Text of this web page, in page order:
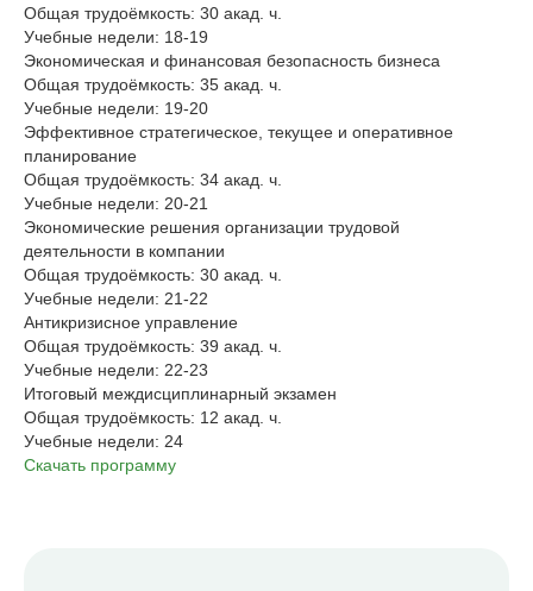
Общая трудоёмкость: 30 акад. ч.
Учебные недели: 18-19
Экономическая и финансовая безопасность бизнеса
Общая трудоёмкость: 35 акад. ч.
Учебные недели: 19-20
Эффективное стратегическое, текущее и оперативное
планирование
Общая трудоёмкость: 34 акад. ч.
Учебные недели: 20-21
Экономические решения организации трудовой
деятельности в компании
Общая трудоёмкость: 30 акад. ч.
Учебные недели: 21-22
Антикризисное управление
Общая трудоёмкость: 39 акад. ч.
Учебные недели: 22-23
Итоговый междисциплинарный экзамен
Общая трудоёмкость: 12 акад. ч.
Учебные недели: 24
Скачать программу